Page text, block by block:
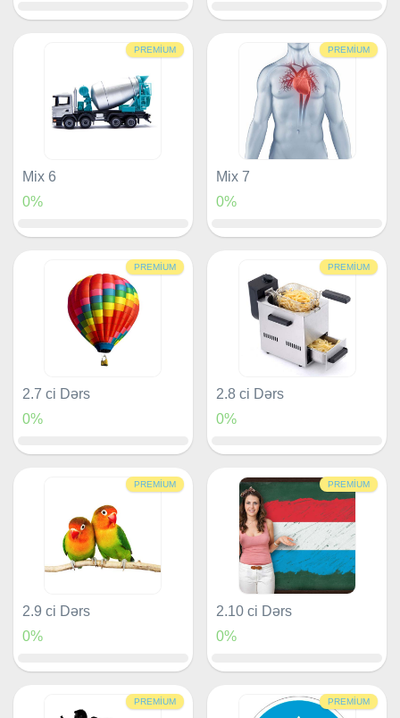
PREMIUM
Mix 6
0%
PREMIUM
Mix 7
0%
PREMIUM
2.7 ci Dərs
0%
PREMIUM
2.8 ci Dərs
0%
PREMIUM
2.9 ci Dərs
0%
PREMIUM
2.10 ci Dərs
0%
PREMIUM PREMIUM